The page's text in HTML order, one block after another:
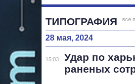
ВСЕ
ТИПОГРАФИЯ все
28 мая, 2024
15:03
Удар по
раненых